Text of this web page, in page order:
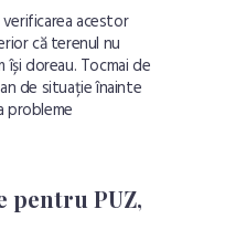
acestor
că terenul nu
doreau. Tocmai de
de situație înainte
probleme
pentru PUZ,